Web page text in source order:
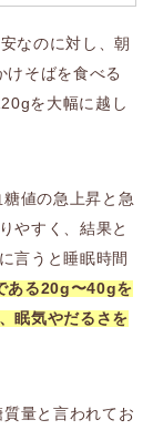
なのに対し、朝
けそばを食べる
を大幅に越し
値の急上昇と急
やすく、結果と
言うと睡眠時間
ある20g〜40gを
眠気やだるさを
量と言われてお